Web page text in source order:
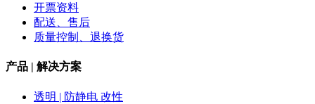
开票资料
配送、售后
质量控制、退换货
产品 | 解决方案
透明 | 防静电 改性